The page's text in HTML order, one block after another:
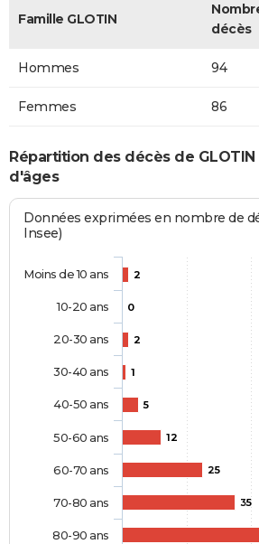
Famille GLOTIN
décès
Hommes 94
Femmes 86
Répartition des décès de
d'âges
Données exprimées en nombre de
Insee)
2
0
2
1
5
12
25
35
Moins de 10 ans
10-20 ans
20-30 ans
30-40 ans
40-50 ans
50-60 ans
60-70 ans
70-80 ans
80-90 ans